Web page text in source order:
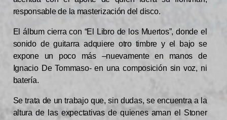
responsable de la masterización del disco.
El álbum cierra con “El Libro de los Muertos”, donde el
sonido de guitarra adquiere otro timbre y el bajo se
expone un poco más –nuevamente en manos de
Ignacio De Tommaso- en una composición sin voz, ni
batería.
Se trata de un trabajo que, sin dudas, se encuentra a la
altura de las expectativas de quienes aman el Stoner